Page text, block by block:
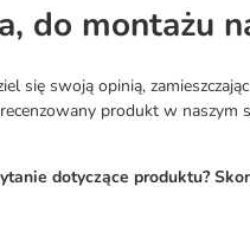
do montażu
się swoją opinią,
produkt w
dotyczące produktu?